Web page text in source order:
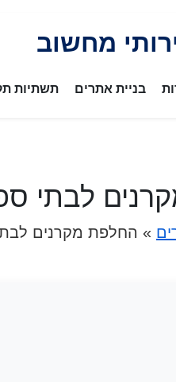
מחשוב
בניית אתרים תשתיות
לבתי
» החלפת מקרנים